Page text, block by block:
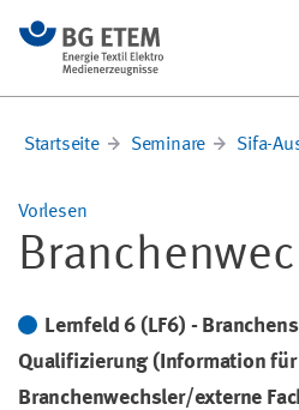
Startseite Seminare Sifa-
Vorlesen
Lernfeld 6 (LF6) -
Qualifizierung (Information für
Branchenwechsler/externe